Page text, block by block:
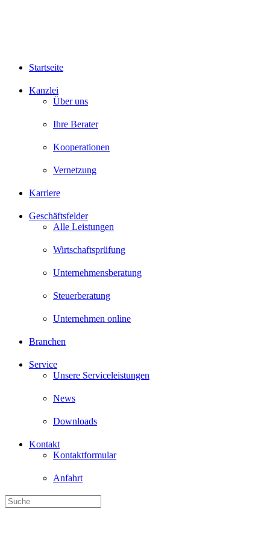
Startseite
Kanzlei
Über uns
Ihre Berater
Kooperationen
Vernetzung
Karriere
Geschäftsfelder
Alle Leistungen
Wirtschaftsprüfung
Unternehmensberatung
Steuerberatung
Unternehmen online
Branchen
Service
Unsere Serviceleistungen
News
Downloads
Kontakt
Kontaktformular
Anfahrt